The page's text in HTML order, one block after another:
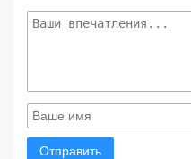
Отправить